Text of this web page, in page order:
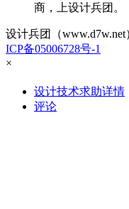
商，上设计兵团。
设计兵团（
ICP备05006728号-1
×
设计技术求助详情
评论